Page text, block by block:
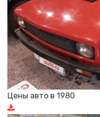
Цены авто в 1980